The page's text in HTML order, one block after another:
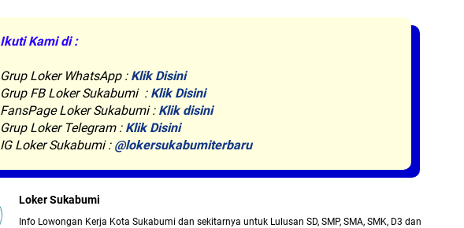
Ikuti Kami di :
Grup Loker WhatsApp : Klik Disini
Grup FB Loker Sukabumi : Klik Disini
FansPage Loker Sukabumi : Klik disini
Grup Loker Telegram : Klik Disini
IG Loker Sukabumi : @lokersukabumiterbaru
Loker Sukabumi
Info Lowongan Kerja Kota Sukabumi dan sekitarnya untuk Lulusan SD, SMP, SMA, SMK, D3 dan